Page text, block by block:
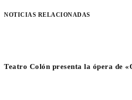
NOTICIAS RELACIONADAS
Teatro Colón presenta la ópera de